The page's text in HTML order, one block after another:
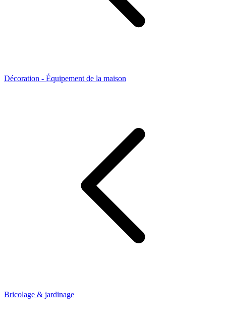
Décoration - Équipement de la maison
Bricolage & jardinage